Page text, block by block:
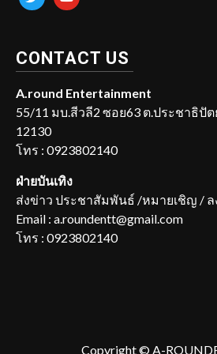
CONTACT US
A.round Entertainment
55/11 มบ.สีวลี2 ซอย63 ต.ประชาธิปั
12130
โทร : 0923802140
ฝ่ายบันเทิง
ส่งข่าว ประชาสัมพันธ์ /หมายเชิญ /
Email : a.roundentt@gmail.com
โทร : 0923802140
Copyright © A-